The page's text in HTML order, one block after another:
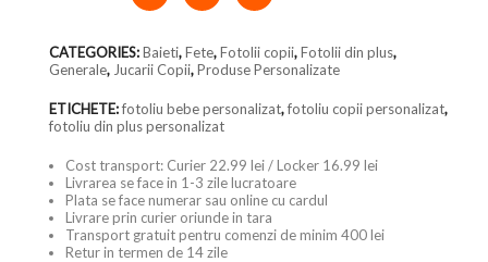
CATEGORIES:Baieti,Fete,Fotolii copii,Fotolii din plus,
Generale, Jucarii Copii,Produse Personalizate
ETICHETE:fotoliu bebe personalizat,fotoliu copii personalizat,
fotoliu din plus personalizat
Cost transport: Curier 22.99 lei / Locker 16.99 lei
Livrarea se face in 1-3 zile lucratoare
Plata se face numerar sau online cu cardul
Livrare prin curier oriunde in tara
Transport gratuit pentru comenzi de minim 400 lei
Retur in termen de 14 zile